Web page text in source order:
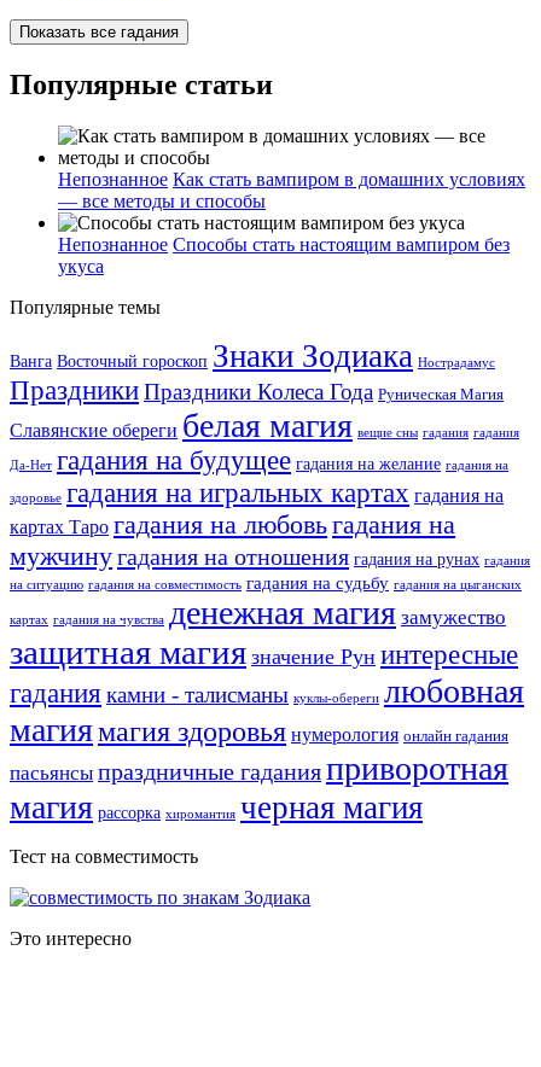
Показать все гадания
Популярные статьи
Непознанное Как стать вампиром в домашних условиях
— все методы и способы
Непознанное Способы стать настоящим вампиром без
укуса
Популярные темы
Ванга Восточный гороскоп Знаки Зодиака Нострадамус
ПраздникиПраздники Колеса Года Руническая Магия
Славянские обереги белая магия вещие сны гадания гадания
Да-Нет гадания на будущее гадания на желание гадания на
здоровье гадания на игральных картах гадания на
картах Таро гадания на любовьгадания на
мужчинугадания на отношения гадания на рунах гадания
на ситуацию гадания на совместимость гадания на судьбу гадания на цыганских
картах гадания на чувства денежная магия замужество
защитная магия значение Рун интересные
гадания камни - талисманы куклы-обереги любовная
магиямагия здоровья нумерология онлайн гадания
пасьянсы праздничные гаданияприворотная
магия рассорка хиромантия черная магия
Тест на совместимость
Это интересно